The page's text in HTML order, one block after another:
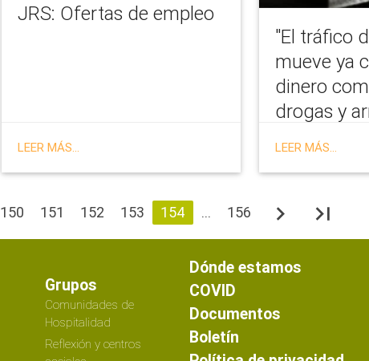
JRS: Ofertas de empleo
LEER MÁS...
"El tráfico
mueve ya
dinero
drogas y
el Servicio
LEER MÁS...
150 151 152 153 154 ... 156 navigate_next last_page
Grupos
Comunidades de
Hospitalidad
Reflexión y centros
Dónde estamos
COVID
Documentos
Boletín